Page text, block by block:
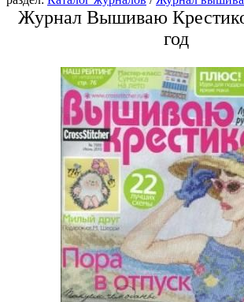
Журнал Вышиваю
год